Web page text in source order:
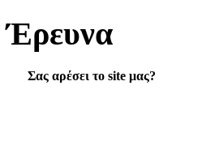
Έρευνα
Σας αρέσει το site μας?